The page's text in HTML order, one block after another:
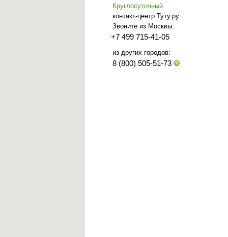
Круглосуточный
контакт-центр Туту.ру
Звоните из Москвы:
+7 499 715-41-05
из других городов:
8 (800) 505-51-73